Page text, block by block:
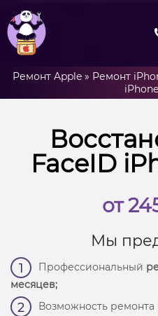
Ремонт Apple» Ремонт
FaceID
от
Мы
1 Профессиональный
месяцев;
2 Возможность ремонта